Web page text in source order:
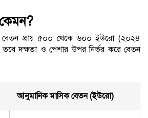
কেমন?
বেতন প্রায় ৫০০ থেকে ৬০০ ইউরো (২০২৪
তবে দক্ষতা ও পেশার উপর নির্ভর করে বেতন
আনুমানিক মাসিক বেতন (ইউরো)